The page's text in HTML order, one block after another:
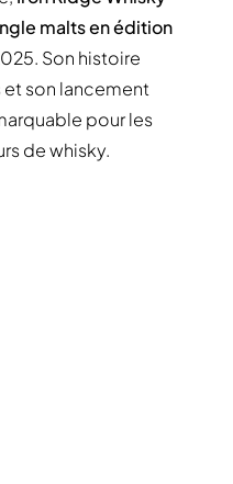
malts en édition
Son histoire
son lancement
pour les
de whisky.